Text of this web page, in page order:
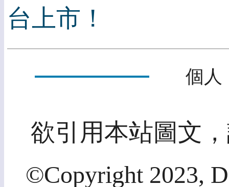
台上市！
個人
欲引用本站圖文
©Copyright 2023,